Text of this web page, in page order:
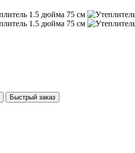
Быстрый заказ